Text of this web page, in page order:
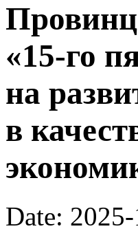
«15-го
на
в
Date: